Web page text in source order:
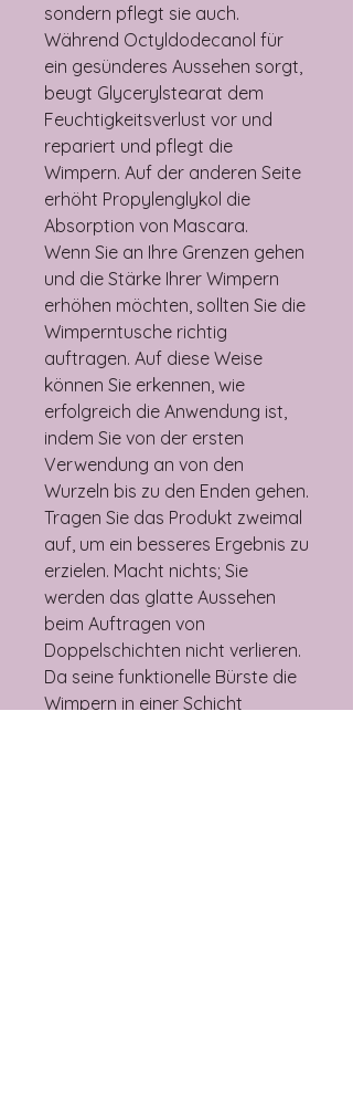
sondern pflegt sie auch.
Während Octyldodecanol für
ein gesünderes Aussehen sorgt,
beugt Glycerylstearat dem
Feuchtigkeitsverlust vor und
repariert und pflegt die
Wimpern. Auf der anderen Seite
erhöht Propylenglykol die
Absorption von Mascara.
Wenn Sie an Ihre Grenzen gehen
und die Stärke Ihrer Wimpern
erhöhen möchten, sollten Sie die
Wimperntusche richtig
auftragen. Auf diese Weise
können Sie erkennen, wie
erfolgreich die Anwendung ist,
indem Sie von der ersten
Verwendung an von den
Wurzeln bis zu den Enden gehen.
Tragen Sie das Produkt zweimal
auf, um ein besseres Ergebnis zu
erzielen. Macht nichts; Sie
werden das glatte Aussehen
beim Auftragen von
Doppelschichten nicht verlieren.
Da seine funktionelle Bürste die
Wimpern in einer Schicht